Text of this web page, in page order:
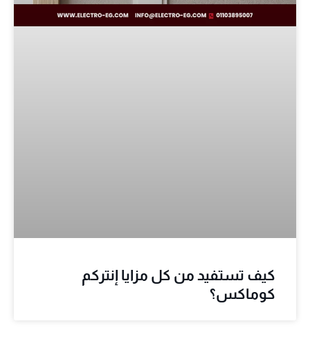
كيف تستفيد من كل مزايا إنتركم
كوماكس؟